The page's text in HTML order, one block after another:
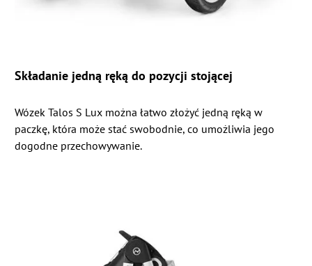
Składanie jedną ręką do pozycji stojącej
Wózek Talos S Lux można łatwo złożyć jedną ręką w
paczkę, która może stać swobodnie, co umożliwia jego
dogodne przechowywanie.